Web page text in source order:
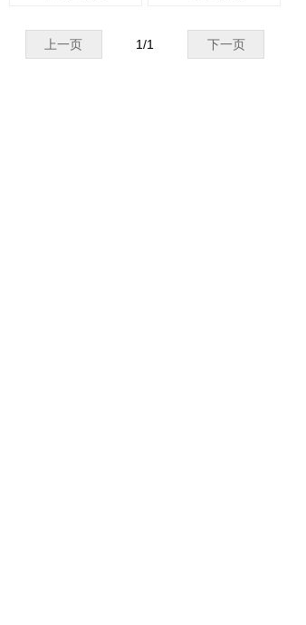
上一页 下一页
1/1